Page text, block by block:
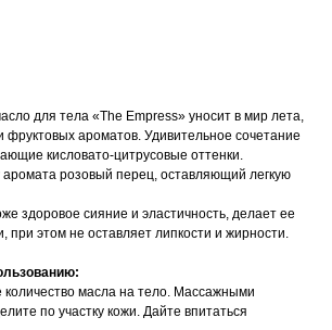
для тела «The Empress» уносит в мир лета,
фруктовых ароматов. Удивительное сочетание
кисловато-цитрусовые оттенки.
розовый перец, оставляющий легкую
здоровое сияние и эластичность, делает ее
при этом не оставляет липкости и жирности.
масла на тело. Массажными
по участку кожи. Дайте впитаться